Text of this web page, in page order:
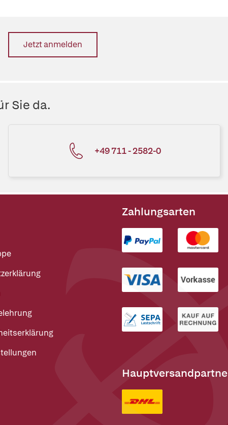
Jetzt anmelden
Sie da.
+49 711 - 2582-0
Zahlungsarten